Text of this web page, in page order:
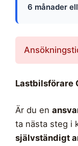
6 månader
Lastbilsförare
Är du en
ta nästa steg i
självständigt